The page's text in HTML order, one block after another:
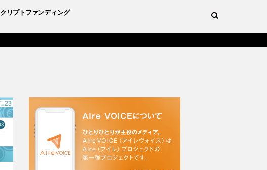
クリプトファンディング